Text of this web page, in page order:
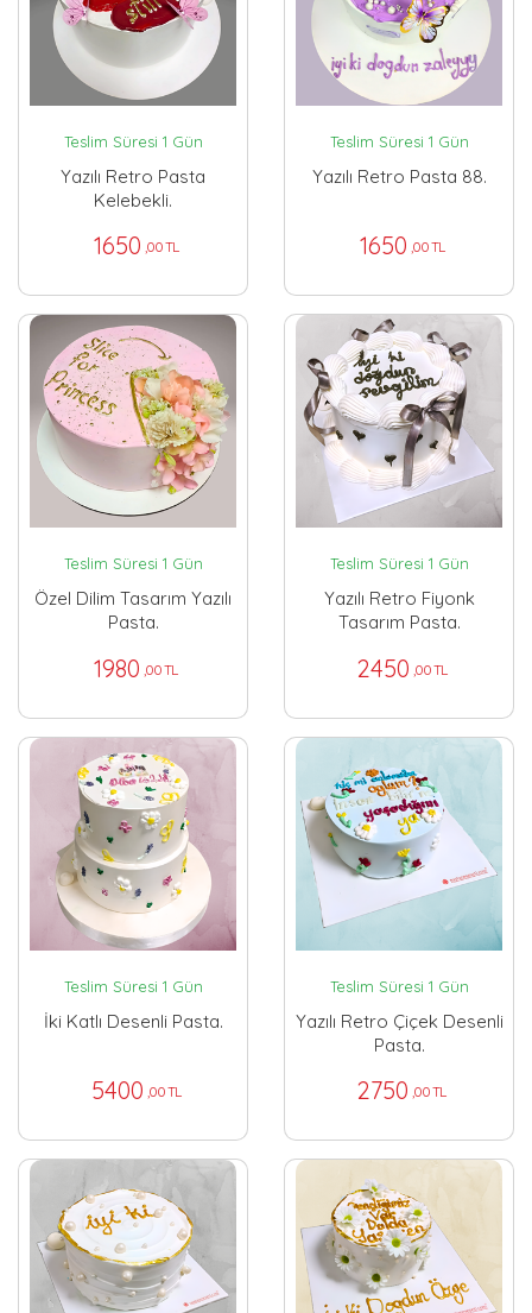
Teslim Süresi 1 Gün
Yazılı Retro Pasta
Kelebekli.
1650 ,00 TL
Teslim Süresi 1 Gün
Yazılı Retro Pasta 88.
1650 ,00 TL
Teslim Süresi 1 Gün
Özel Dilim Tasarım Yazılı
Pasta.
1980 ,00 TL
Teslim Süresi 1 Gün
Yazılı Retro Fiyonk
Tasarım Pasta.
2450 ,00 TL
Teslim Süresi 1 Gün
İki Katlı Desenli Pasta.
5400 ,00 TL
Teslim Süresi 1 Gün
Yazılı Retro Çiçek Desenli
Pasta.
2750 ,00 TL